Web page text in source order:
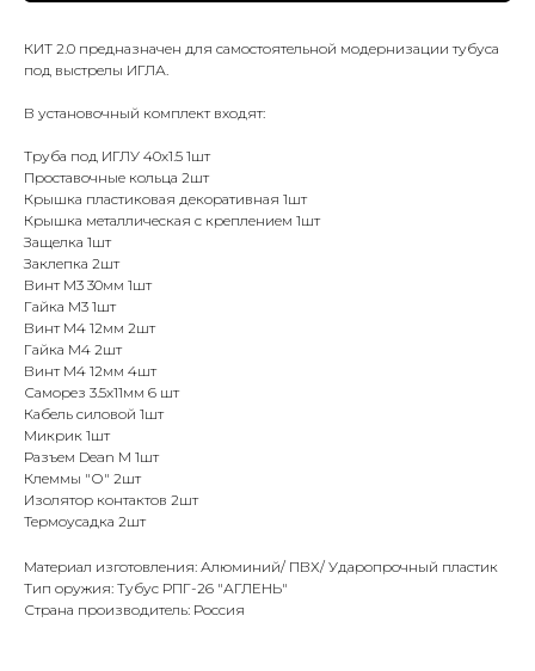
КИТ 2.0 предназначен для самостоятельной модернизации тубуса
под выстрелы ИГЛА.
В установочный комплект входят:
Труба под ИГЛУ 40х1.5 1шт
Проставочные кольца 2шт
Крышка пластиковая декоративная 1шт
Крышка металлическая с креплением 1шт
Защелка 1шт
Заклепка 2шт
Винт М3 30мм 1шт
Гайка М3 1шт
Винт М4 12мм 2шт
Гайка М4 2шт
Винт М4 12мм 4шт
Саморез 3.5х11мм 6 шт
Кабель силовой 1шт
Микрик 1шт
Разъем Dean M 1шт
Клеммы "О" 2шт
Изолятор контактов 2шт
Термоусадка 2шт
Материал изготовления: Алюминий/ ПВХ/ Ударопрочный пластик
Тип оружия: Тубус РПГ-26 "АГЛЕНЬ"
Страна производитель: Россия